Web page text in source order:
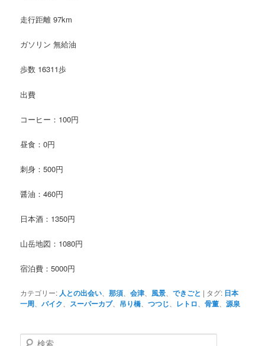
走行距離 97km
ガソリン 無給油
歩数 16311歩
出費
コーヒー：100円
昼食：0円
刺身：500円
醤油：460円
日本酒：1350円
山岳地図：1080円
宿泊費：5000円
カテゴリー: 人との出会い 、那須 、会津 風景 、できごと | タグ: 日本
一周 、バイク スーパーカブ、 吊り橋 、つつじ レトロ 、骨董 、源泉
検